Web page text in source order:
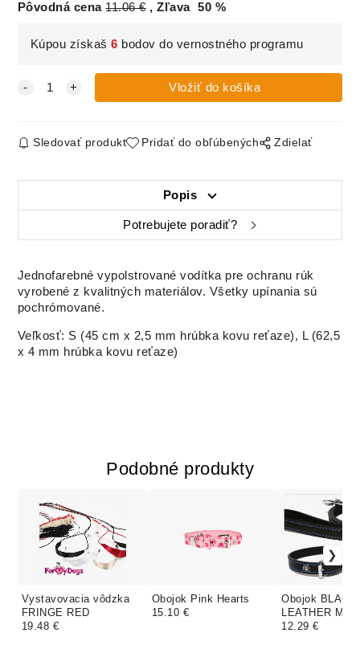
Pôvodná cena 11.06€ Zľava 50 %
Kúpou získaš6 bodov do vernostného programu
Sledovať produkt Pridať do obľúbených Zdielať
Popis
Potrebujete poradiť?
Jednofarebné vypolstrované vodítka pre ochranu rúk
vyrobené z kvalitných materiálov. Všetky upínania sú
pochrómované.
Veľkosť: S (45 cm x 2,5 mm hrúbka kovu reťaze), L (62,5
x 4 mm hrúbka kovu reťaze)
Podobné produkty
Vystavovacia vôdzka
FRINGE RED
19.48 €
Obojok Pink Hearts
15.10 €
Obojok BLACK
LEATHER M
12.29 €